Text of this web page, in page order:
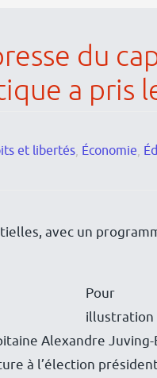
du
a pris
et libertés, Économie,
avec un
Pour
illustration
Alexandre
à l’élection